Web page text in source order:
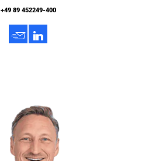
+49 89 452249-400
h 3